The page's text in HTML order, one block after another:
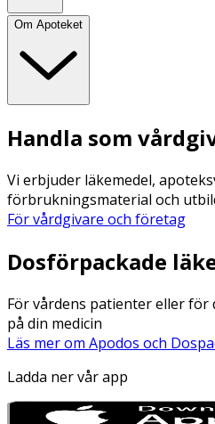
Om Apoteket
Handla som
Vi erbjuder läkemedel,
förbrukningsmaterial och
För vårdgivare och företag
Dosförpackade
För vårdens patienter eller för
på din medicin
Läs mer om Apodos och
Ladda ner vår app